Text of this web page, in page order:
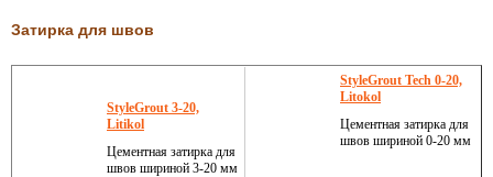
Затирка для швов
StyleGrout 3-20,
Litikol
Цементная затирка для
швов шириной 3-20 мм
StyleGrout Tech 0-20,
Litokol
Цементная затирка для
швов шириной 0-20 мм